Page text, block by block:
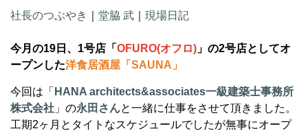
社長のつぶやき
堂脇 武 現場日記
今月の19日、1号店「 OFURO(オフロ) 」の2号店としてオ
ープンした洋食居酒屋「SAUNA」
今回は「 HANA architects&associates一級建築士事務所
株式会社 」の永田さんと一緒に仕事をさせて頂きました。
工期2ヶ月とタイトなスケジュールでしたが無事にオープ